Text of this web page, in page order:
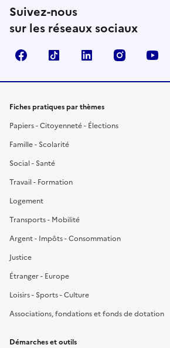
Suivez-nous
sur les réseaux sociaux
FacebookTikTok LinkedIn Instagram
Fiches pratiques par thèmes
Papiers - Citoyenneté - Élections
Famille - Scolarité
Social - Santé
Travail - Formation
Logement
Transports - Mobilité
Argent - Impôts - Consommation
Justice
Étranger - Europe
Loisirs - Sports - Culture
Associations, fondations et fonds de dotation
Démarches et outils